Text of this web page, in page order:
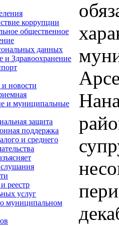
коррупции
общественное
данных
и Здравоохранение
новости
и муниципальные
защита
поддержка
и среднего
реестр
услуг
муниципальном